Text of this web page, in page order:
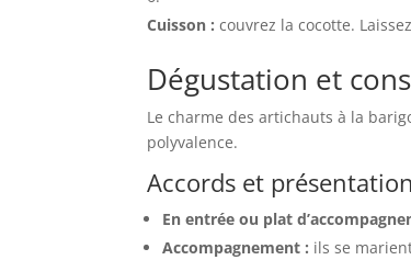
Cuisson : couvrez la cocotte.
Dégustation et
Le charme des artichauts à la
polyvalence.
Accords et présentation
En entrée ou plat
Accompagnement : ils se